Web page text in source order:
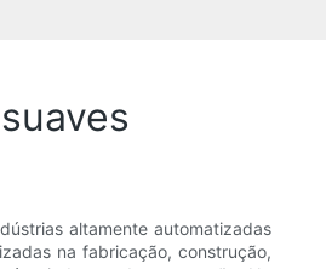
altamente automatizadas
na fabricação, construção,